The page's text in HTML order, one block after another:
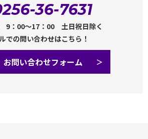
36-7631
9：00～17：00 土日祝日除く
での問い合わせはこちら！
お問い合わせフォーム